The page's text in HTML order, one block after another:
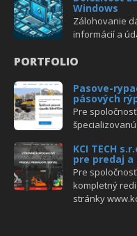
Windows
Zálohovanie
informácií a
PORTFOLIO
Pasove-
pásových
Pre
KCI TECH
pre predaj
Pre spoločnosť
kompletný
stránky